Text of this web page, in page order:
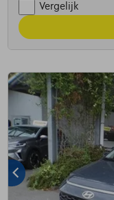
Vergelijk